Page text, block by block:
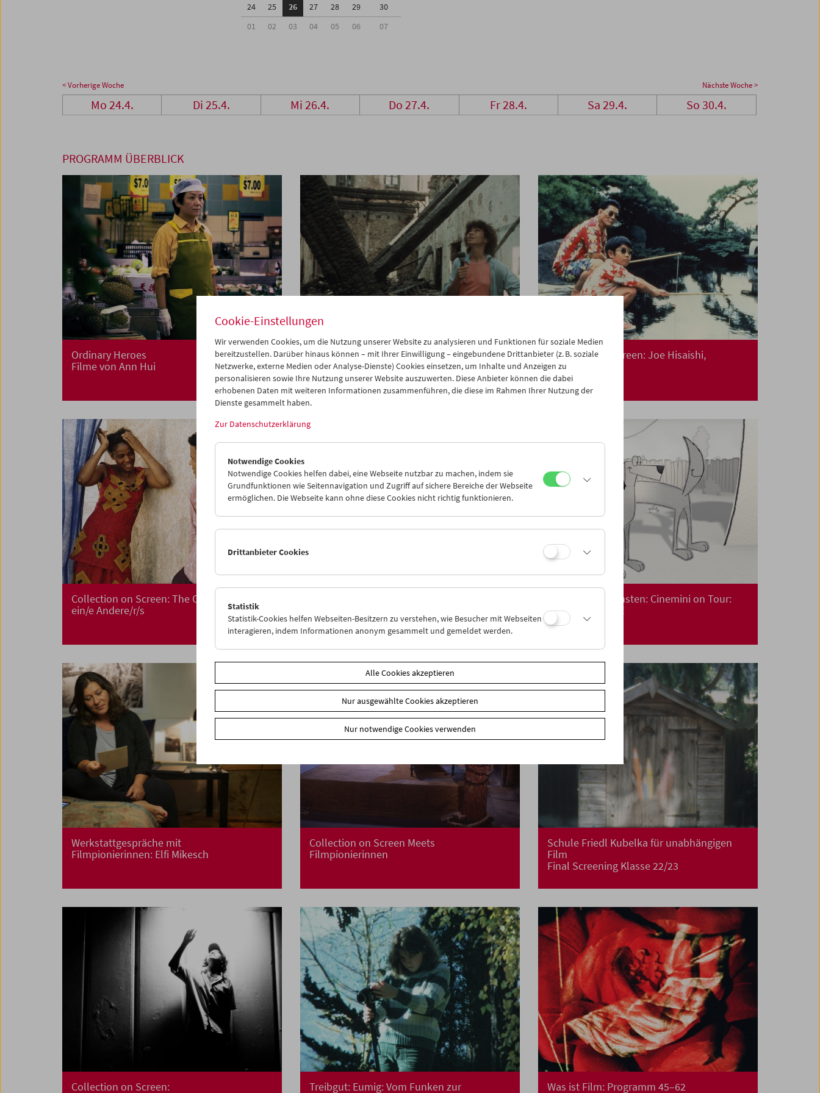
24
25 26 27 28 29
30
01
02 03 04 05 06 07
< Vorherige Woche Nächste Woche >
Mo 24.4. Di 25.4. Mi 26.4. Do 27.4. Fr 28.4. Sa 29.4. So 30.4.
PROGRAMM ÜBERBLICK
Ordinary Heroes
Filme von Ann Hui
Permissible Dreams
Pionierinnen des arabischen
Dokumentarfilmkinos
Collection on Screen: Joe Hisaishi,
Filmkomponist
Collection on Screen: The Other – Ich ist
ein/e Andere/r/s
Kino für die Kleinsten: Cinemini on Tour:
Lass uns tanzen!
Werkstattgespräche mit
Filmpionierinnen: Elfi Mikesch
Collection on Screen Meets
Filmpionierinnen
Schule Friedl Kubelka für unabhängigen
Film
Final Screening Klasse 22/23
Collection on Screen:
Treibgut: Eumig: Vom Funken zur
Was ist Film: Programm 45–62
Cookie-Einstellungen
Wir verwenden Cookies, um die Nutzung unserer Website zu analysieren und Funktionen für soziale Medien
bereitzustellen. Darüber hinaus können – mit Ihrer Einwilligung – eingebundene Drittanbieter (z. B. soziale
Netzwerke, externe Medien oder Analyse-Dienste) Cookies einsetzen, um Inhalte und Anzeigen zu
personalisieren sowie Ihre Nutzung unserer Website auszuwerten. Diese Anbieter können die dabei
erhobenen Daten mit weiteren Informationen zusammenführen, die diese im Rahmen Ihrer Nutzung der
Dienste gesammelt haben.
Zur Datenschutzerklärung
Notwendige Cookies
Notwendige Cookies helfen dabei, eine Webseite nutzbar zu machen, indem sie
Grundfunktionen wie Seitennavigation und Zugriff auf sichere Bereiche der Webseite
ermöglichen. Die Webseite kann ohne diese Cookies nicht richtig funktionieren.
Drittanbieter Cookies
Statistik
Statistik-Cookies helfen Webseiten-Besitzern zu verstehen, wie Besucher mit Webseiten
interagieren, indem Informationen anonym gesammelt und gemeldet werden.
Alle Cookies akzeptieren
Nur ausgewählte Cookies akzeptieren
Nur notwendige Cookies verwenden